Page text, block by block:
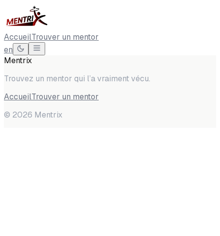
AccueilTrouver un mentor
en
Mentrix
Trouvez un mentor qui l’a vraiment vécu.
AccueilTrouver un mentor
© 2026 Mentrix